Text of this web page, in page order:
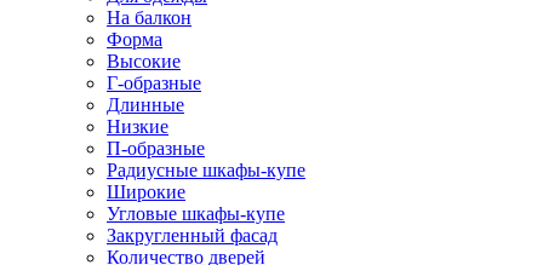
На балкон
Форма
Высокие
Г-образные
Длинные
Низкие
П-образные
Радиусные шкафы-купе
Широкие
Угловые шкафы-купе
Закругленный фасад
Количество дверей